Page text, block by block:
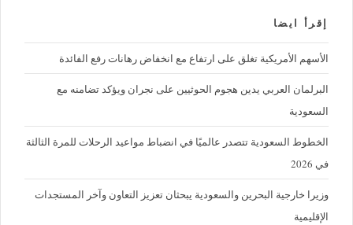
إقرأ ايضا
الأسهم الأمريكية تغلق على ارتفاع مع انخفاض رهانات رفع الفائدة
البرلمان العربي يدين هجوم الحوثيين على نجران ويؤكد تضامنه مع
السعودية
الخطوط السعودية تتصدر عالميًا في انضباط مواعيد الرحلات للمرة الثالثة
في 2026
وزيرا خارجية البحرين والسعودية يبحثان تعزيز التعاون وآخر المستجدات
الإقليمية